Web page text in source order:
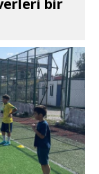
bir